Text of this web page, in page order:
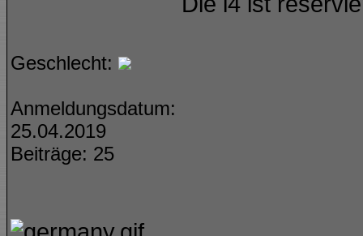
Geschlecht:
Anmeldungsdatum:
25.04.2019
Beiträge: 25